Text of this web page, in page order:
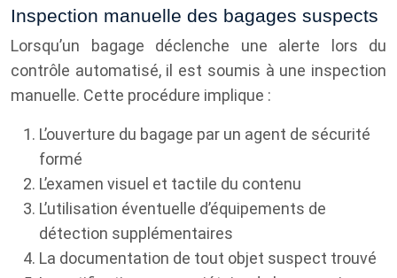
Inspection manuelle des bagages suspects
Lorsqu’un bagage déclenche une alerte lors du
contrôle automatisé, il est soumis à une inspection
manuelle. Cette procédure implique :
L’ouverture du bagage par un agent de sécurité
formé
L’examen visuel et tactile du contenu
L’utilisation éventuelle d’équipements de
détection supplémentaires
La documentation de tout objet suspect trouvé